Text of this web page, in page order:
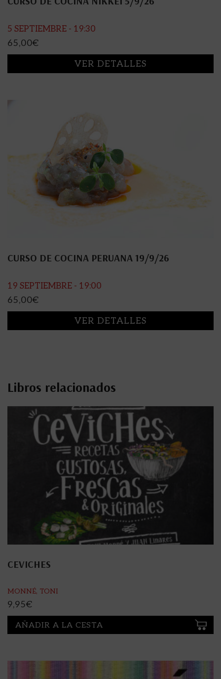
5 SEPTIEMBRE - 19:30
65,00€
VER DETALLES
CURSO DE COCINA PERUANA 19/9/26
19 SEPTIEMBRE - 19:00
65,00€
VER DETALLES
Libros relacionados
CEVICHES
MONNÉ, TONI
9,95€
AÑADIR A LA CESTA